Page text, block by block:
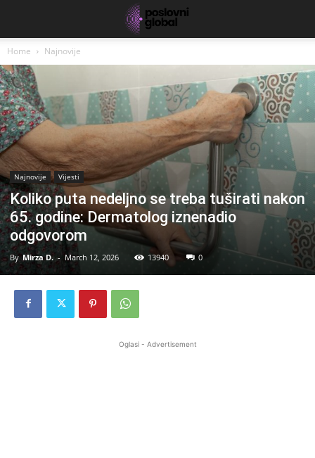
Home Najnovije
Najnovije Vijesti
Koliko puta nedeljno se treba tuširati nakon
65. godine: Dermatolog iznenadio
odgovorom
By Mirza D. - March 12, 2026 13940 0
Oglasi - Advertisement